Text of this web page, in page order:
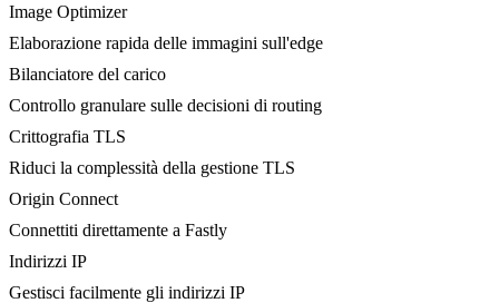
Image Optimizer
Elaborazione rapida delle immagini sull'edge
Bilanciatore del carico
Controllo granulare sulle decisioni di routing
Crittografia TLS
Riduci la complessità della gestione TLS
Origin Connect
Connettiti direttamente a Fastly
Indirizzi IP
Gestisci facilmente gli indirizzi IP